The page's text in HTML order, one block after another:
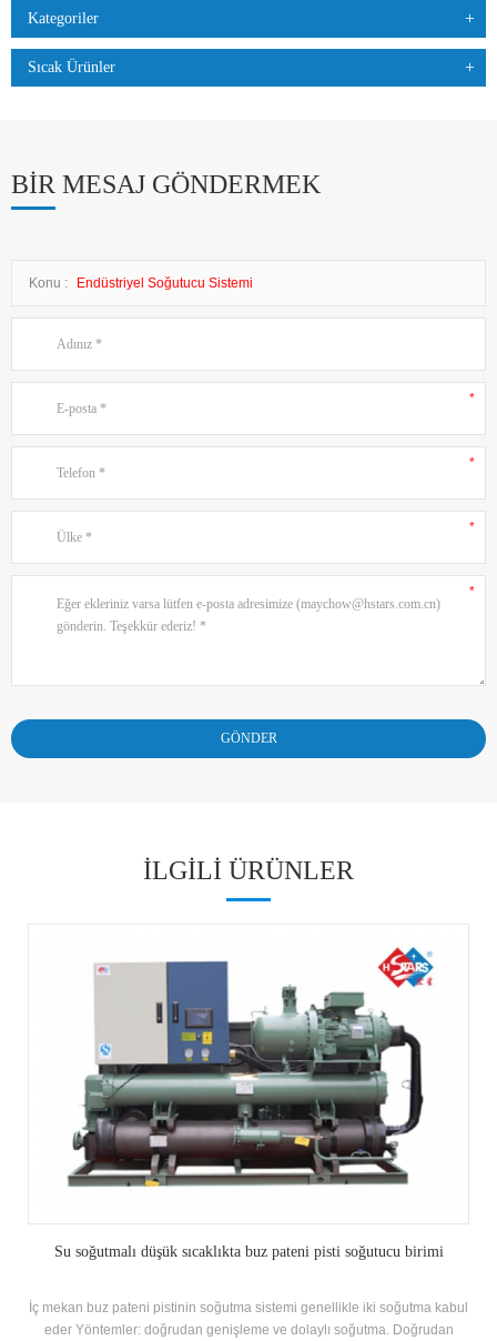
Kategoriler
Sıcak Ürünler
BIR MESAJ GÖNDERMEK
Konu : Endüstriyel Soğutucu Sistemi
ILGILI ÜRÜNLER
soğutucu birimi
iki soğutma kabul
soğutma. Doğrudan
Su Soğutmalı Endüstriyel Chiller
Su soğutmalı vida tipi Düşük sıcaklık Chiller
endüstriyel soğutma için tasarlanmıştır.